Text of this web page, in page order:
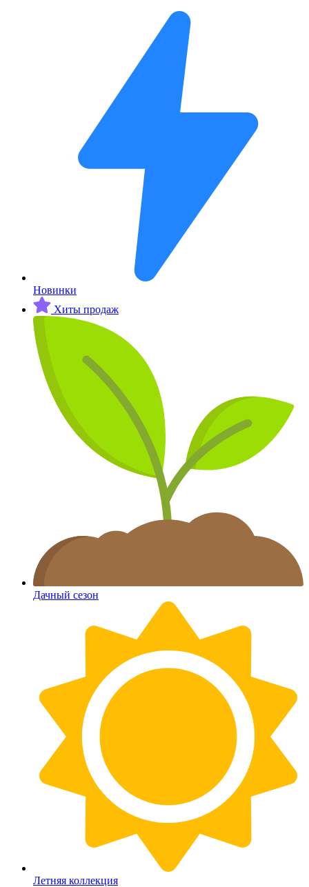
Новинки
Хиты продаж
Дачный сезон
Летняя коллекция